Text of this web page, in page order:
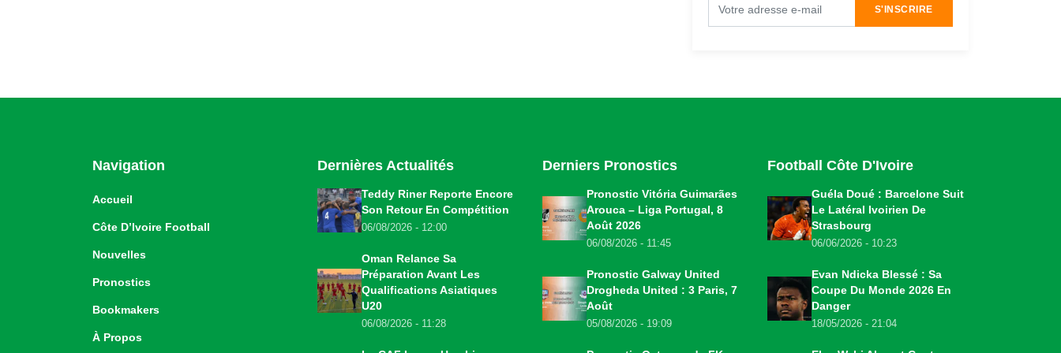
S'INSCRIRE
Navigation
Accueil
Côte D’Ivoire Football
Nouvelles
Pronostics
Bookmakers
À Propos
Dernières Actualités
Teddy Riner Reporte Encore
Son Retour En Compétition
06/08/2026 - 12:00
Oman Relance Sa
Préparation Avant Les
Qualifications Asiatiques
U20
06/08/2026 - 11:28
Derniers Pronostics
Pronostic Vitória Guimarães
Arouca – Liga Portugal, 8
Août 2026
06/08/2026 - 11:45
Pronostic Galway United
Drogheda United : 3 Paris, 7
Août
05/08/2026 - 19:09
Football Côte D'Ivoire
Guéla Doué : Barcelone Suit
Le Latéral Ivoirien De
Strasbourg
06/06/2026 - 10:23
Evan Ndicka Blessé : Sa
Coupe Du Monde 2026 En
Danger
18/05/2026 - 21:04